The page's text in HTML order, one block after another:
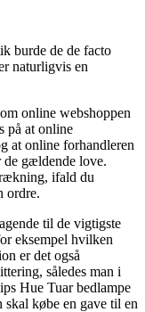
burde de de facto
naturligvis en
online webshoppen
på at online
at online forhandleren
de gældende love.
ifald du
ordre.
til de vigtigste
eksempel hvilken
er det også
således man i
Hue Tuar bedlampe
købe en gave til en